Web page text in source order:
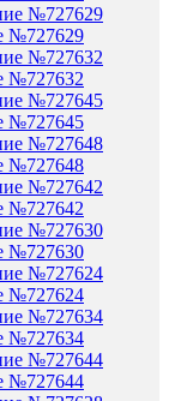
№727629
№727632
№727645
№727648
№727642
№727630
№727624
№727634
№727644